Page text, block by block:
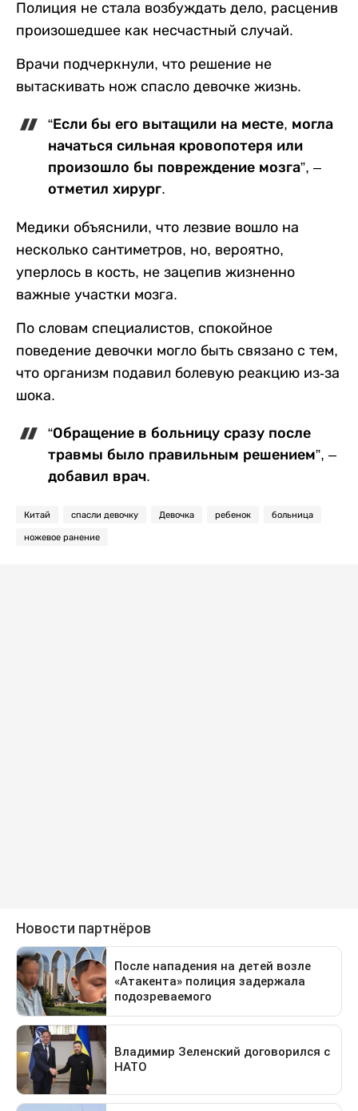
Полиция не стала возбуждать дело, расценив
произошедшее как несчастный случай.
Врачи подчеркнули, что решение не
вытаскивать нож спасло девочке жизнь.
“Если бы его вытащили на месте, могла
начаться сильная кровопотеря или
произошло бы повреждение мозга”, –
отметил хирург.
Медики объяснили, что лезвие вошло на
несколько сантиметров, но, вероятно,
уперлось в кость, не зацепив жизненно
важные участки мозга.
По словам специалистов, спокойное
поведение девочки могло быть связано с тем,
что организм подавил болевую реакцию из-за
шока.
“Обращение в больницу сразу после
травмы было правильным решением”, –
добавил врач.
Китай спасли девочку Девочка ребенок больница
ножевое ранение